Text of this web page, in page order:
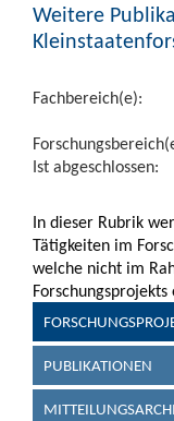
Weitere
Fachbereich(e):
Ist abgeschlossen:
In dieser Rubrik
Tätigkeiten im
welche nicht im
PUBLIKATIONEN